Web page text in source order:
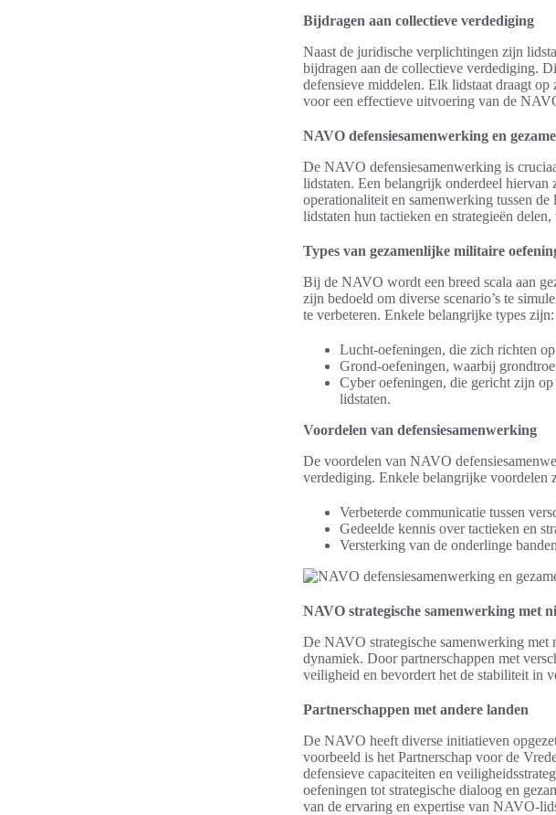
Bijdragen aan collectieve verdediging
Naast de juridische verplichtingen zijn
bijdragen aan de collectieve verdediging.
defensieve middelen. Elk lidstaat draagt
voor een effectieve uitvoering van de
NAVO defensiesamenwerking en
De NAVO defensiesamenwerking is
lidstaten. Een belangrijk onderdeel
operationaliteit en samenwerking tussen
lidstaten hun tactieken en strategieën
Types van gezamenlijke militaire
Bij de NAVO wordt een breed scala aan
zijn bedoeld om diverse scenario’s te
te verbeteren. Enkele belangrijke types zijn:
Lucht-oefeningen, die zich richten
Grond-oefeningen, waarbij
Cyber oefeningen, die gericht zijn
lidstaten.
Voordelen van defensiesamenwerking
De voordelen van NAVO
verdediging. Enkele belangrijke voordelen
Verbeterde communicatie tussen
Gedeelde kennis over tactieken en
Versterking van de onderlinge
NAVO strategische samenwerking met
De NAVO strategische samenwerking met
dynamiek. Door partnerschappen met
veiligheid en bevordert het de stabiliteit in
Partnerschappen met andere landen
De NAVO heeft diverse initiatieven
voorbeeld is het Partnerschap voor de
defensieve capaciteiten en
oefeningen tot strategische dialoog en
van de ervaring en expertise van NAVO-